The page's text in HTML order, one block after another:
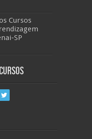
Cursos
SP